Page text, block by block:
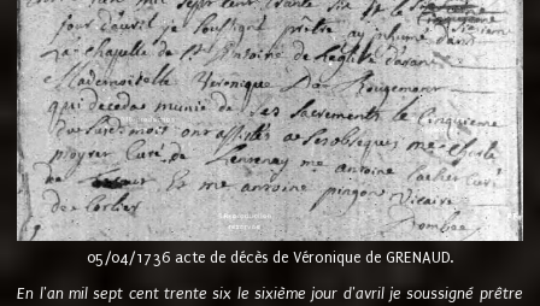
05/04/1736 acte de décès de Véronique de GRENAUD.
En l'an mil sept cent trente six le sixième jour d'avril je soussigné prêtre